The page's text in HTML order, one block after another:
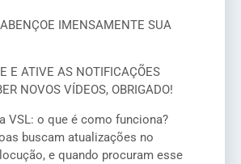
IMENSAMENTE SUA
E ATIVE AS NOTIFICAÇÕES
NOVOS VÍDEOS, OBRIGADO!
VSL: o que é como funciona?
buscam atualizações no
e quando procuram esse